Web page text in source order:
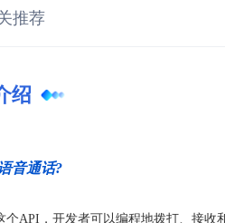
推荐
绍
音通话?
API，开发者可以编程地拨打、接收